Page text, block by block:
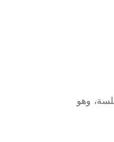
قيادة مريحة وسلسة، وهو